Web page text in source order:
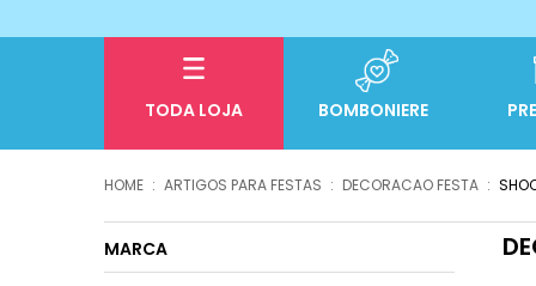
TODA LOJA BOMBONIERE
ARTIGOS PARA FESTAS DECORACAO FESTA
MARCA